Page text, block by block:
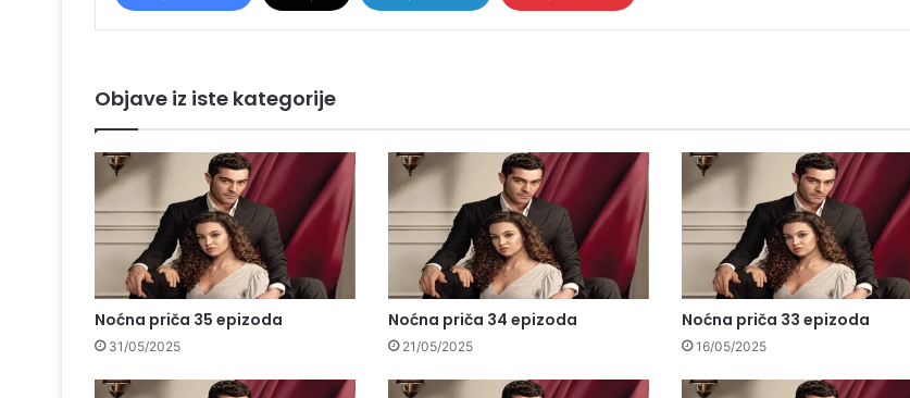
Objave iz iste kategorije
Noćna priča 35 epizoda
31/05/2025
Noćna priča 34 epizoda
21/05/2025
Noćna priča 33 epizoda
16/05/2025